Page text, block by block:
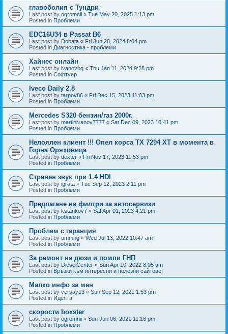
главоболия с Тундри
Last post by ogromnii « Tue May 20, 2025 1:13 pm
Posted in Проблеми
EDC16U34 в Passat B6
Last post by Dobata « Fri Jun 28, 2024 8:04 pm
Posted in Диагностика - проблеми
Хайнес онлайн
Last post by ivanovbg « Thu Jan 11, 2024 9:28 pm
Posted in Софтуер
Iveco Daily 2.8
Last post by tarpov86 « Fri Dec 15, 2023 11:03 pm
Posted in Проблеми
Mercedes S320 бензин/газ 2000г.
Last post by martinivanov7777 « Sat Dec 09, 2023 10:41 pm
Posted in Проблеми
Нелоялен клиент !!! Опел корса ТХ 7294 ХТ в момента в
Горна Оряховица
Last post by dexter « Fri Nov 17, 2023 11:53 pm
Posted in Проблеми
Странен звук при 1.4 HDI
Last post by igrata « Tue Sep 12, 2023 2:11 pm
Posted in Проблеми
Предлагане на филтри за автосервизи
Last post by kstankov7 « Sat Apr 01, 2023 4:21 pm
Posted in Проблеми
Проблем с гаранция
Last post by ummng « Wed Jul 13, 2022 10:47 am
Posted in Проблеми
За ремонт на дюзи и помпи ГНП
Last post by DieselCenter « Sun Apr 10, 2022 8:05 am
Posted in Връзки към интересни и полезни сайтове!
Малко инфо за мен
Last post by versay13 « Sun Sep 12, 2021 1:53 pm
Posted in Идеята!
скорости boxster
Last post by ogromnii « Sun Jun 06, 2021 11:16 pm
Posted in Проблеми